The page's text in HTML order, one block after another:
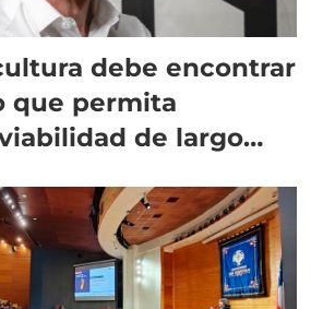
debe encontrar
que permita
de largo